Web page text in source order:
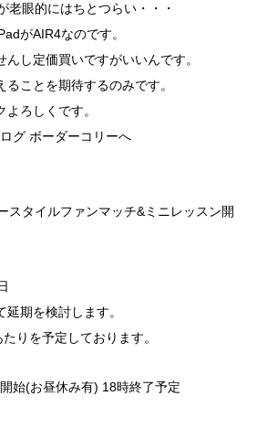
老眼的にはちとつらい・・・
がAIR4なのです。
し定価買いですがいいんです。
ことを期待するのみです。
ろしくです。
スタイルファンマッチ&ミニレッスン開
期を検討します。
りを予定しております。
始(お昼休み有) 18時終了予定